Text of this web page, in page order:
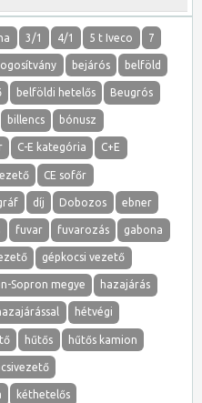
3/1 4/1 5 t Iveco 7
bejárós belföld
belföldi hetelős Beugrós
billencs bónusz
C-E kategória C+E
CE sofőr
díj Dobozos ebner
fuvar fuvarozás gabona
gépkocsi vezető
Sopron megye hazajárás
hétvégi
hűtős hűtős kamion
kéthetelős